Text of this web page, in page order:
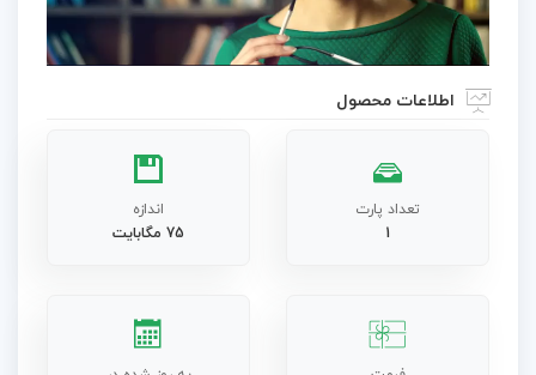
Video
اطلاعات محصول
تعداد پارت
1
اندازه
75 مگابایت